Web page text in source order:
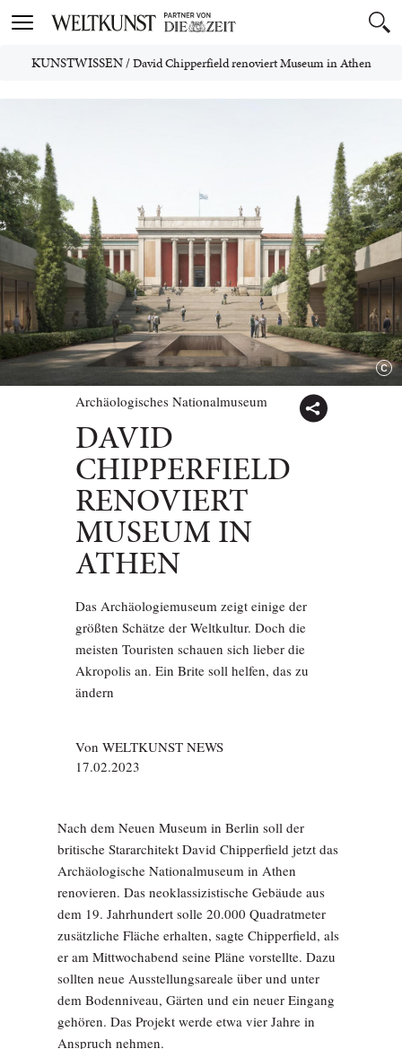
Toggle
KUNSTWISSEN/David Chipperfield renoviert Museum in Athen
Archäologisches Nationalmuseum
DAVID
CHIPPERFIELD
RENOVIERT
MUSEUM IN
ATHEN
Das Archäologiemuseum zeigt einige der
größten Schätze der Weltkultur. Doch die
meisten Touristen schauen sich lieber die
Akropolis an. Ein Brite soll helfen, das zu
ändern
Von WELTKUNST NEWS
17.02.2023
Nach dem Neuen Museum in Berlin soll der
britische Stararchitekt David Chipperfield jetzt das
Archäologische Nationalmuseum in Athen
renovieren. Das neoklassizistische Gebäude aus
dem 19. Jahrhundert solle 20.000 Quadratmeter
zusätzliche Fläche erhalten, sagte Chipperfield, als
er am Mittwochabend seine Pläne vorstellte. Dazu
sollten neue Ausstellungsareale über und unter
dem Bodenniveau, Gärten und ein neuer Eingang
gehören. Das Projekt werde etwa vier Jahre in
Anspruch nehmen.